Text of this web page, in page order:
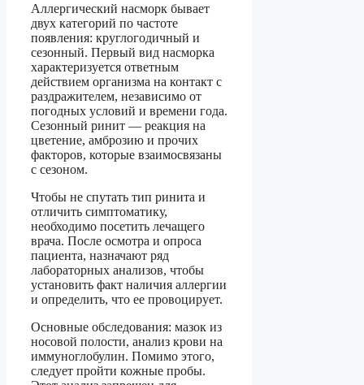
Аллергический насморк бывает
двух категорий по частоте
появления: круглогодичный и
сезонный. Первый вид насморка
характеризуется ответным
действием организма на контакт с
раздражителем, независимо от
погодных условий и времени года.
Сезонный ринит — реакция на
цветение, амброзию и прочих
факторов, которые взаимосвязаны
с сезоном.
Чтобы не спутать тип ринита и
отличить симптоматику,
необходимо посетить лечащего
врача. После осмотра и опроса
пациента, назначают ряд
лабораторных анализов, чтобы
установить факт наличия аллергии
и определить, что ее провоцирует.
Основные обследования: мазок из
носовой полости, анализ крови на
иммуноглобулин. Помимо этого,
следует пройти кожные пробы.